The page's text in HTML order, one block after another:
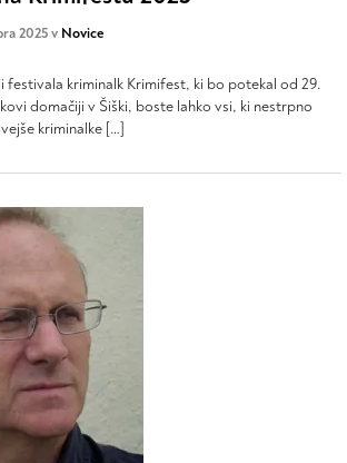
2025 v Novice
festivala kriminalk Krimifest, ki bo potekal od 29.
domačiji v Šiški, boste lahko vsi, ki nestrpno
kriminalke […]